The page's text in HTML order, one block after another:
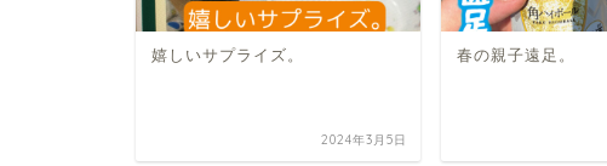
嬉しいサプライズ。
2024年3月5日
春の親子遠足。